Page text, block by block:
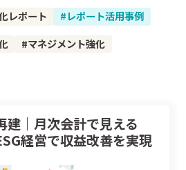
レポート
レポート活用事例
マネジメント強化
建｜月次会計で見える
経営で収益改善を実現